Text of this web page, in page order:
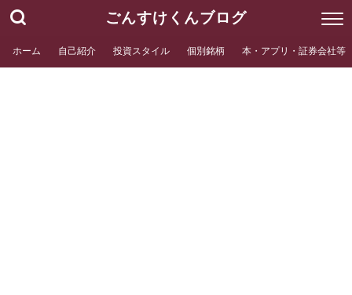
ごんすけくんブログ
ホーム 自己紹介 投資スタイル 個別銘柄 本・アプリ・証券会社等